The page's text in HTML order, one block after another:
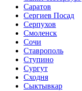
Саратов
Сергиев Посад
Серпухов
Смоленск
Сочи
Ставрополь
Ступино
Сургут
Сходня
Сыктывкар